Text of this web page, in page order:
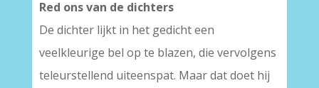
Red ons van de dichters
De dichter lijkt in het gedicht een
veelkleurige bel op te blazen, die vervolgens
teleurstellend uiteenspat. Maar dat doet hij